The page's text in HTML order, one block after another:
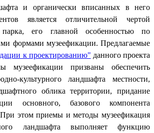
и органически вписанных в него
является отличительной чертой
парка, его главной особенностью по
формами музеефикации. Предлагаемые
к проектированию" данного проекта
призваны обеспечить
культурного ландшафта местности,
облика территории, придание
основного, базового компонента
При этом приемы и методы музеефикация
ландшафта выполняет функцию